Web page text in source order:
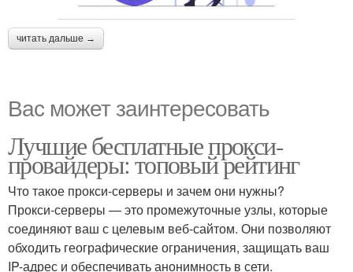
читать дальше →
Вас может заинтересовать
Лучшие бесплатные прокси-
провайдеры: топовый рейтинг
Что такое прокси-серверы и зачем они нужны?
Прокси-серверы — это промежуточные узлы, которые
соединяют ваш с целевым веб-сайтом. Они позволяют
обходить географические ограничения, защищать ваш
IP-адрес и обеспечивать анонимность в сети.